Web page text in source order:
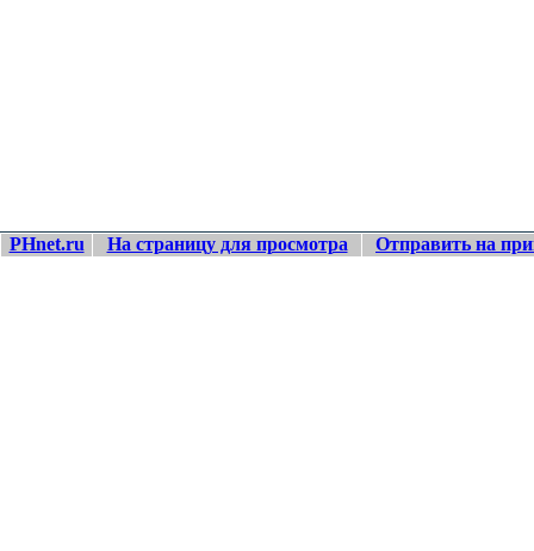
PHnet.ru На страницу для просмотра Отправить на